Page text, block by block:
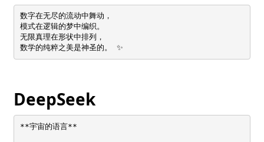
数字在无尽的流动中舞动，
模式在逻辑的梦中编织。
无限真理在形状中排列，
数学的纯粹之美是神圣的。 ✨
DeepSeek
**宇宙的语言**